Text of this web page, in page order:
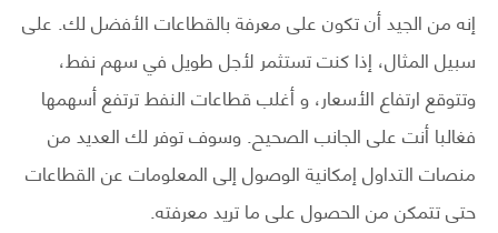
إنه من الجيد أن تكون على معرفة بالقطاعات الأفضل لك. على
سبيل المثال، إذا كنت تستثمر لأجل طويل في سهم نفط،
وتتوقع ارتفاع الأسعار، و أغلب قطاعات النفط ترتفع أسهمها
فغالبا أنت على الجانب الصحيح. وسوف توفر لك العديد من
منصات التداول إمكانية الوصول إلى المعلومات عن القطاعات
حتى تتمكن من الحصول على ما تريد معرفته.